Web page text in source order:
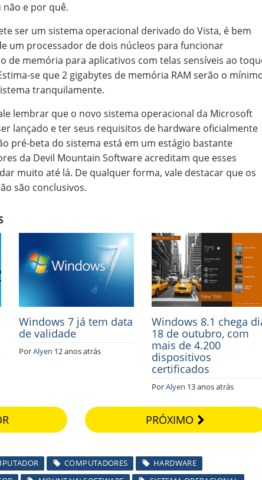
não e por quê.
ser um sistema operacional derivado do Vista, é bem
um processador de dois núcleos para funcionar
de memória para aplicativos com telas sensíveis ao
se que 2 gigabytes de memória RAM serão o
tranquilamente.
lembrar que o novo sistema operacional da Microsoft
lançado e ter seus requisitos de hardware oficialmente
pré-beta do sistema está em um estágio bastante
da Devil Mountain Software acreditam que esses
muito até lá. De qualquer forma, vale destacar que os
são conclusivos.
Windows 7 já tem data
de validade
PorAlyen 12 anos atrás
Windows 8.1 chega
18 de outubro, com
mais de 4.200
dispositivos
certificados
PorAlyen 13 anos atrás
PRÓXIMO
COMPUTADORES
HARDWARE